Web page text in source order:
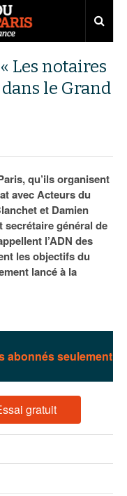
Les notaires
le Grand
qu’ils organisent
avec Acteurs du
et Damien
secrétaire général de
l’ADN des
les objectifs du
lancé à la
abonnés seulement
gratuit